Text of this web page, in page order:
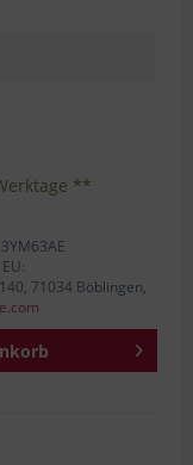
**
71034 Böblingen,